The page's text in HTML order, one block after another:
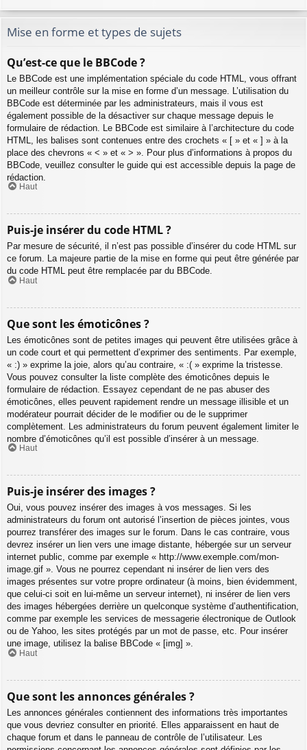
Mise en forme et types de sujets
Qu’est-ce que le BBCode ?
Le BBCode est une implémentation spéciale du code HTML, vous offrant
un meilleur contrôle sur la mise en forme d’un message. L’utilisation du
BBCode est déterminée par les administrateurs, mais il vous est
également possible de la désactiver sur chaque message depuis le
formulaire de rédaction. Le BBCode est similaire à l’architecture du code
HTML, les balises sont contenues entre des crochets « [ » et « ] » à la
place des chevrons « < » et « > ». Pour plus d’informations à propos du
BBCode, veuillez consulter le guide qui est accessible depuis la page de
rédaction.
Haut
Puis-je insérer du code HTML ?
Par mesure de sécurité, il n’est pas possible d’insérer du code HTML sur
ce forum. La majeure partie de la mise en forme qui peut être générée par
du code HTML peut être remplacée par du BBCode.
Haut
Que sont les émoticônes ?
Les émoticônes sont de petites images qui peuvent être utilisées grâce à
un code court et qui permettent d’exprimer des sentiments. Par exemple,
« :) » exprime la joie, alors qu’au contraire, « :( » exprime la tristesse.
Vous pouvez consulter la liste complète des émoticônes depuis le
formulaire de rédaction. Essayez cependant de ne pas abuser des
émoticônes, elles peuvent rapidement rendre un message illisible et un
modérateur pourrait décider de le modifier ou de le supprimer
complètement. Les administrateurs du forum peuvent également limiter le
nombre d’émoticônes qu’il est possible d’insérer à un message.
Haut
Puis-je insérer des images ?
Oui, vous pouvez insérer des images à vos messages. Si les
administrateurs du forum ont autorisé l’insertion de pièces jointes, vous
pourrez transférer des images sur le forum. Dans le cas contraire, vous
devrez insérer un lien vers une image distante, hébergée sur un serveur
internet public, comme par exemple « http://www.exemple.com/mon-
image.gif ». Vous ne pourrez cependant ni insérer de lien vers des
images présentes sur votre propre ordinateur (à moins, bien évidemment,
que celui-ci soit en lui-même un serveur internet), ni insérer de lien vers
des images hébergées derrière un quelconque système d’authentification,
comme par exemple les services de messagerie électronique de Outlook
ou de Yahoo, les sites protégés par un mot de passe, etc. Pour insérer
une image, utilisez la balise BBCode « [img] ».
Haut
Que sont les annonces générales ?
Les annonces générales contiennent des informations très importantes
que vous devriez consulter en priorité. Elles apparaissent en haut de
chaque forum et dans le panneau de contrôle de l’utilisateur. Les